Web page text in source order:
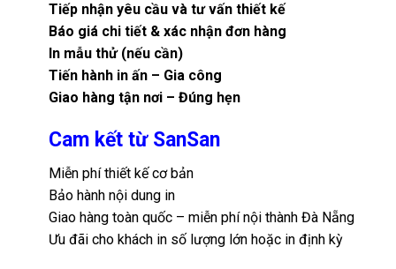
Tiếp nhận yêu cầu và tư vấn thiết kế
Báo giá chi tiết & xác nhận đơn hàng
In mẫu thử (nếu cần)
Tiến hành in ấn – Gia công
Giao hàng tận nơi – Đúng hẹn
Cam kết từ SanSan
Miễn phí thiết kế cơ bản
Bảo hành nội dung in
Giao hàng toàn quốc – miễn phí nội thành Đà Nẵng
Ưu đãi cho khách in số lượng lớn hoặc in định kỳ